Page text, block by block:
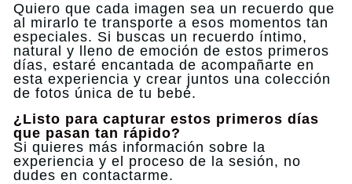
Quiero que cada imagen sea un recuerdo que
al mirarlo te transporte a esos momentos tan
especiales. Si buscas un recuerdo íntimo,
natural y lleno de emoción de estos primeros
días, estaré encantada de acompañarte en
esta experiencia y crear juntos una colección
de fotos única de tu bebé.
¿Listo para capturar estos primeros días
que pasan tan rápido?
Si quieres más información sobre la
experiencia y el proceso de la sesión, no
dudes en contactarme.